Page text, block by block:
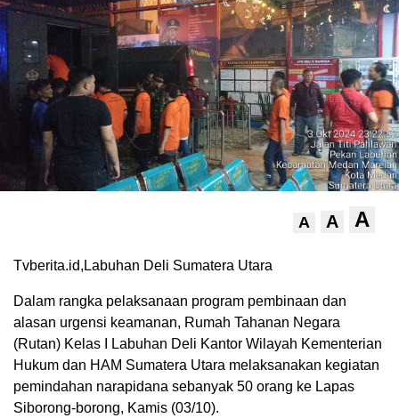
A A A
Tvberita.id,Labuhan Deli Sumatera Utara
Dalam rangka pelaksanaan program pembinaan dan
alasan urgensi keamanan, Rumah Tahanan Negara
(Rutan) Kelas I Labuhan Deli Kantor Wilayah Kementerian
Hukum dan HAM Sumatera Utara melaksanakan kegiatan
pemindahan narapidana sebanyak 50 orang ke Lapas
Siborong-borong, Kamis (03/10).